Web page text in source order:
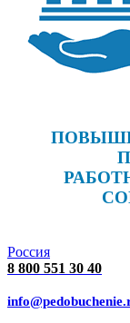
Россия
8 800 551 30 40